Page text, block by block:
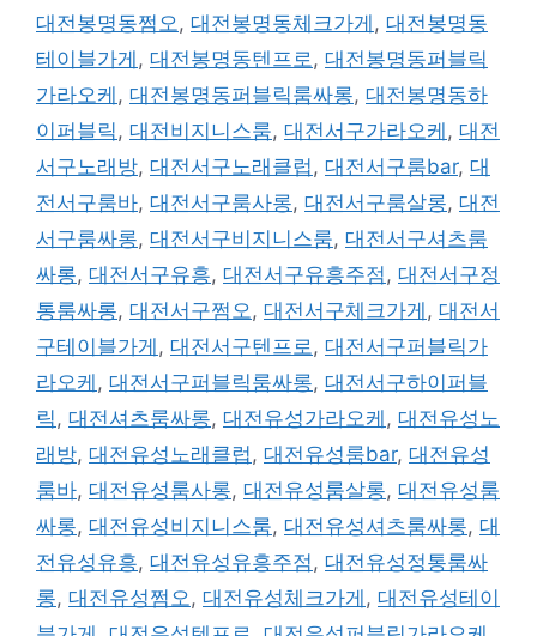
대전봉명동쩜오 , 대전봉명동체크가게 , 대전봉명동
테이블가게 , 대전봉명동텐프로 , 대전봉명동퍼블릭
가라오케 , 대전봉명동퍼블릭룸싸롱, 대전봉명동하
이퍼블릭 , 대전비지니스룸, 대전서구가라오케 , 대전
서구노래방, 대전서구노래클럽 , 대전서구룸bar, 대
전서구룸바, 대전서구룸사롱, 대전서구룸살롱, 대전
서구룸싸롱, 대전서구비지니스룸, 대전서구셔츠룸
싸롱, 대전서구유흥, 대전서구유흥주점 , 대전서구정
통룸싸롱, 대전서구쩜오 , 대전서구체크가게 , 대전서
구테이블가게 , 대전서구텐프로 , 대전서구퍼블릭가
라오케 , 대전서구퍼블릭룸싸롱, 대전서구하이퍼블
릭 , 대전셔츠룸싸롱, 대전유성가라오케 , 대전유성노
래방, 대전유성노래클럽 , 대전유성룸bar, 대전유성
룸바, 대전유성룸사롱, 대전유성룸살롱, 대전유성룸
싸롱, 대전유성비지니스룸, 대전유성셔츠룸싸롱, 대
전유성유흥, 대전유성유흥주점 , 대전유성정통룸싸
롱, 대전유성쩜오 , 대전유성체크가게 , 대전유성테이